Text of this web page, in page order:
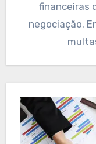
financeiras
negociação.